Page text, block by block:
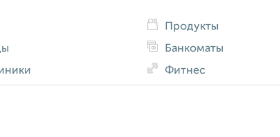
Продукты
Банкоматы
Фитнес